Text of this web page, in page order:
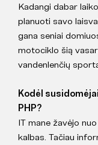
Kadangi dabar
planuoti savo
gana seniai
motociklo šią
vandenlenčių
Kodėl
PHP?
IT mane žavėjo
kalbas. Tačiau